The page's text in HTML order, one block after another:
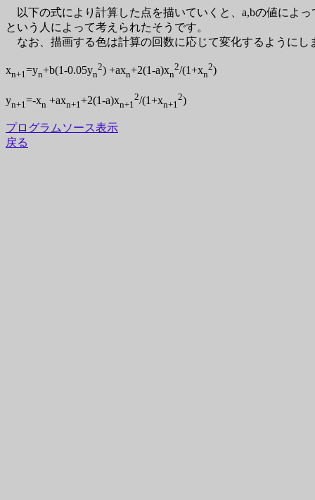
以下の式により計算した点を描いていくと、a,bの値によ
という人によって考えられたそうです。
なお、描画する色は計算の回数に応じて変化するようにし
xn+1 =yn+b(1-0.05yn
2) +axn+2(1-a)xn
2/(1+xn
2)
yn+1 =-xn +axn+1 +2(1-a)xn+1
2/(1+xn+1
2)
プログラムソース表示
戻る